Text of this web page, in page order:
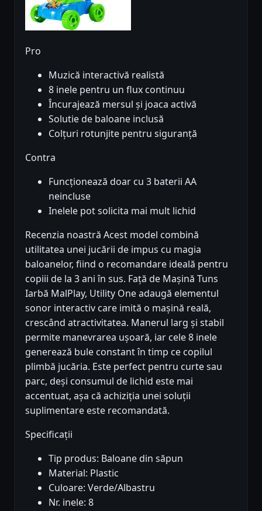
Pro
Muzică interactivă realistă
8 inele pentru un flux continuu
Încurajează mersul și joaca activă
Solutie de baloane inclusă
Colțuri rotunjite pentru siguranță
Contra
Funcționează doar cu 3 baterii AA
neincluse
Inelele pot solicita mai mult lichid
Recenzia noastră Acest model combină
utilitatea unei jucării de impus cu magia
baloanelor, fiind o recomandare ideală pentru
copiii de la 3 ani în sus. Față de Mașină Tuns
Iarbă MalPlay, Utility One adaugă elementul
sonor interactiv care imită o mașină reală,
crescând atractivitatea. Manerul larg și stabil
permite manevrarea ușoară, iar cele 8 inele
generează bule constant în timp ce copilul
plimbă jucăria. Este perfect pentru curte sau
parc, deși consumul de lichid este mai
accentuat, așa că achiziția unei soluții
suplimentare este recomandată.
Specificații
Tip produs: Baloane din săpun
Material: Plastic
Culoare: Verde/Albastru
Nr. inele: 8